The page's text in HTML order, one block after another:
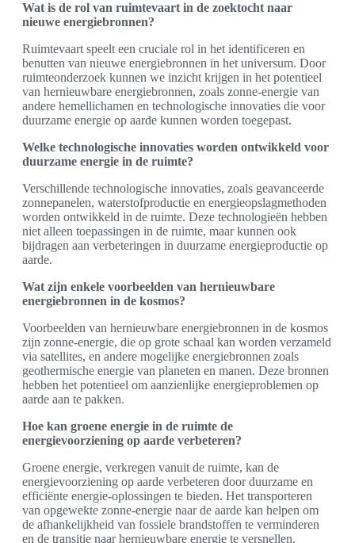
Wat is de rol van ruimtevaart in de zoektocht naar
nieuwe energiebronnen?
Ruimtevaart speelt een cruciale rol in het identificeren en
benutten van nieuwe energiebronnen in het universum. Door
ruimteonderzoek kunnen we inzicht krijgen in het potentieel
van hernieuwbare energiebronnen, zoals zonne-energie van
andere hemellichamen en technologische innovaties die voor
duurzame energie op aarde kunnen worden toegepast.
Welke technologische innovaties worden ontwikkeld voor
duurzame energie in de ruimte?
Verschillende technologische innovaties, zoals geavanceerde
zonnepanelen, waterstofproductie en energieopslagmethoden
worden ontwikkeld in de ruimte. Deze technologieën hebben
niet alleen toepassingen in de ruimte, maar kunnen ook
bijdragen aan verbeteringen in duurzame energieproductie op
aarde.
Wat zijn enkele voorbeelden van hernieuwbare
energiebronnen in de kosmos?
Voorbeelden van hernieuwbare energiebronnen in de kosmos
zijn zonne-energie, die op grote schaal kan worden verzameld
via satellites, en andere mogelijke energiebronnen zoals
geothermische energie van planeten en manen. Deze bronnen
hebben het potentieel om aanzienlijke energieproblemen op
aarde aan te pakken.
Hoe kan groene energie in de ruimte de
energievoorziening op aarde verbeteren?
Groene energie, verkregen vanuit de ruimte, kan de
energievoorziening op aarde verbeteren door duurzame en
efficiënte energie-oplossingen te bieden. Het transporteren
van opgewekte zonne-energie naar de aarde kan helpen om
de afhankelijkheid van fossiele brandstoffen te verminderen
en de transitie naar hernieuwbare energie te versnellen.